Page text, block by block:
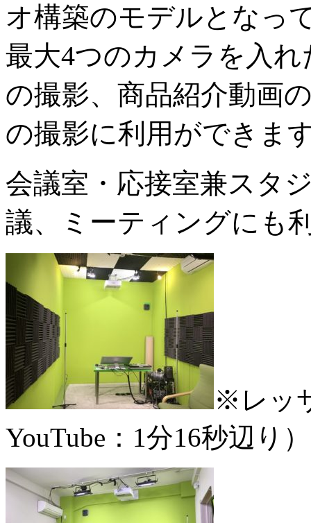
オ構築のモデルとなっ
最大4つのカメラを入
の撮影、商品紹介動画
の撮影に利用ができま
会議室・応接室兼スタ
議、ミーティングにも
※レッ
YouTube：1分16秒辺り）